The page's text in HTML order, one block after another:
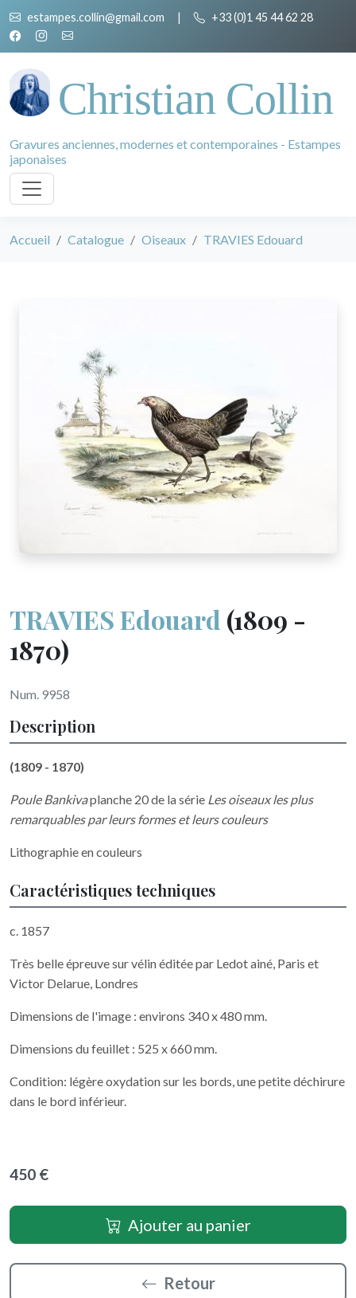
estampes.collin@gmail.com | +33 (0)1 45 44 62 28
Christian Collin
Gravures anciennes, modernes et contemporaines - Estampes
japonaises
Accueil Catalogue Oiseaux TRAVIES Edouard
TRAVIES Edouard (1809 -
1870)
Num. 9958
Description
(1809 - 1870)
Poule Bankivaplanche 20 de la série Les oiseaux les plus
remarquables par leurs formes et leurs couleurs
Lithographie en couleurs
Caractéristiques techniques
c. 1857
Très belle épreuve sur vélin éditée par Ledot ainé, Paris et
Victor Delarue, Londres
Dimensions de l'image : environs 340 x 480 mm.
Dimensions du feuillet : 525 x 660 mm.
Condition: légère oxydation sur les bords, une petite déchirure
dans le bord inférieur.
450 €
Ajouter au panier
Retour